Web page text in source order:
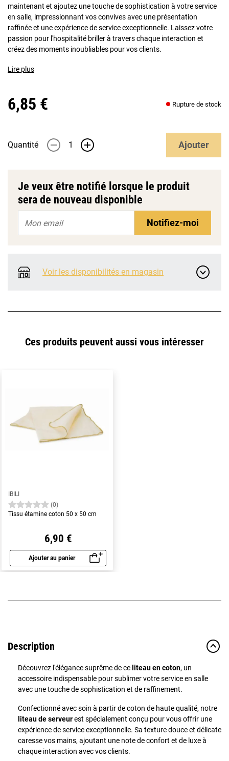
maintenant et ajoutez une touche de sophistication à votre service
en salle, impressionnant vos convives avec une présentation
raffinée et une expérience de service exceptionnelle. Laissez votre
passion pour l'hospitalité briller à travers chaque interaction et
créez des moments inoubliables pour vos clients.
Lire plus
6,85 € Rupture de stock
Quantité - + Ajouter
Je veux être notifié lorsque le produit
sera de nouveau disponible
Notifiez-moi
Voir les disponibilités en magasin
Ces produits peuvent aussi vous intéresser
IBILI
(0)
Tissu étamine coton 50 x 50 cm
6,90 €
Ajouter au panier
Aperçu rapide
Description
Découvrez l'élégance suprême de ce liteau en coton, un
accessoire indispensable pour sublimer votre service en salle
avec une touche de sophistication et de raffinement.
Confectionné avec soin à partir de coton de haute qualité, notre
liteau de serveurest spécialement conçu pour vous offrir une
expérience de service exceptionnelle. Sa texture douce et délicate
caresse vos mains, ajoutant une note de confort et de luxe à
chaque interaction avec vos clients.